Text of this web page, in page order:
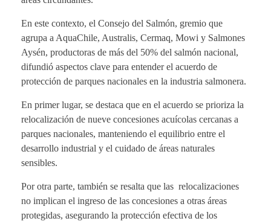
En este contexto, el Consejo del Salmón, gremio que
agrupa a AquaChile, Australis, Cermaq, Mowi y Salmones
Aysén, productoras de más del 50% del salmón nacional,
difundió aspectos clave para entender el acuerdo de
protección de parques nacionales en la industria salmonera.
En primer lugar, se destaca que en el acuerdo se prioriza la
relocalización de nueve concesiones acuícolas cercanas a
parques nacionales, manteniendo el equilibrio entre el
desarrollo industrial y el cuidado de áreas naturales
sensibles.
Por otra parte, también se resalta que las relocalizaciones
no implican el ingreso de las concesiones a otras áreas
protegidas, asegurando la protección efectiva de los